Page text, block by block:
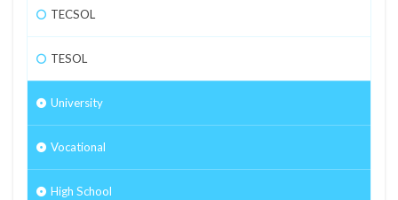
TECSOL
TESOL
University
Vocational
High School